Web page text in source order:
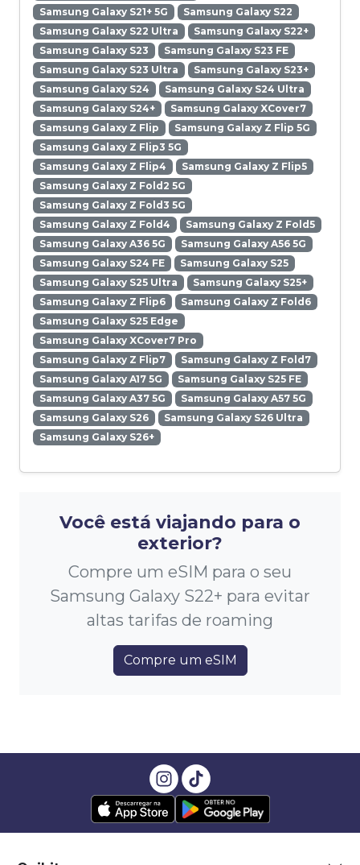
Samsung Galaxy S21+ 5G
Samsung Galaxy S22
Samsung Galaxy S22 Ultra
Samsung Galaxy S22+
Samsung Galaxy S23
Samsung Galaxy S23 FE
Samsung Galaxy S23 Ultra
Samsung Galaxy S23+
Samsung Galaxy S24
Samsung Galaxy S24 Ultra
Samsung Galaxy S24+
Samsung Galaxy XCover7
Samsung Galaxy Z Flip
Samsung Galaxy Z Flip 5G
Samsung Galaxy Z Flip3 5G
Samsung Galaxy Z Flip4
Samsung Galaxy Z Flip5
Samsung Galaxy Z Fold2 5G
Samsung Galaxy Z Fold3 5G
Samsung Galaxy Z Fold4
Samsung Galaxy Z Fold5
Samsung Galaxy A36 5G
Samsung Galaxy A56 5G
Samsung Galaxy S24 FE
Samsung Galaxy S25
Samsung Galaxy S25 Ultra
Samsung Galaxy S25+
Samsung Galaxy Z Flip6
Samsung Galaxy Z Fold6
Samsung Galaxy S25 Edge
Samsung Galaxy XCover7 Pro
Samsung Galaxy Z Flip7
Samsung Galaxy Z Fold7
Samsung Galaxy A17 5G
Samsung Galaxy S25 FE
Samsung Galaxy A37 5G
Samsung Galaxy A57 5G
Samsung Galaxy S26
Samsung Galaxy S26 Ultra
Samsung Galaxy S26+
Você está viajando para o
exterior?
Compre um eSIM para o seu
Samsung Galaxy S22+ para evitar
altas tarifas de roaming
Compre um eSIM